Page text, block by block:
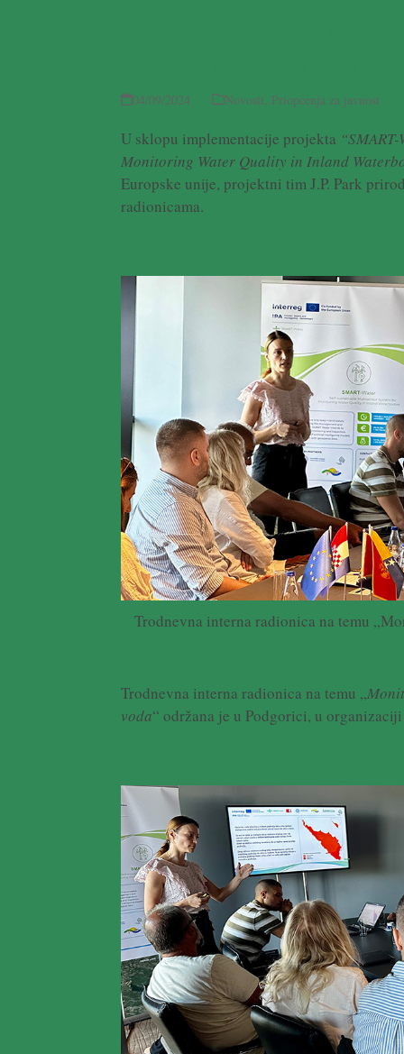
04/09/2024 Novosti Priopćenja za javnost
U sklopu implementacije projekta
Monitoring Water Quality in Inland
Europske unije, projektni tim J.P. Park
radionicama.
Trodnevna interna radionica na temu
Trodnevna interna radionica na temu „
voda“ održana je u Podgorici, u